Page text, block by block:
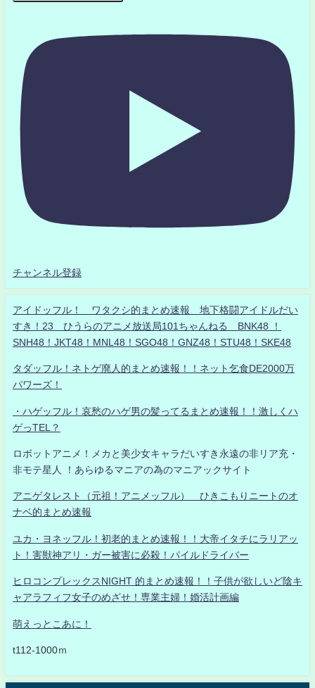
チャンネル登録
アイドッフル！ ワタクシ的まとめ速報 地下格闘アイドルだい
すき！23 ひうらのアニメ放送局101ちゃんねる BNK48 ！
SNH48！JKT48！MNL48！SGO48！GNZ48！STU48！SKE48
タダッフル！ネトゲ廃人的まとめ速報！！ネット乞食DE2000万
パワーズ！
・ハゲッフル！哀愁のハゲ男の髪ってるまとめ速報！！激しくハ
ゲっTEL？
ロボットアニメ！メカと美少女キャラだいすき永遠の非リア充・
非モテ星人 ！あらゆるマニアの為のマニアックサイト
アニゲタレスト（元祖！アニメッフル） ひきこもりニートのオ
ナベ的まとめ速報
ユカ・ヨネッフル！初老的まとめ速報！！大帝イタチにラリアッ
ト！害獣神アリ・ガー被害に必殺！パイルドライバー
ヒロコンプレックスNIGHT 的まとめ速報！！子供が欲しいど陰キ
ャアラフィフ女子のめざせ！専業主婦！婚活計画編
萌えっとこあに！
t112-1000ｍ